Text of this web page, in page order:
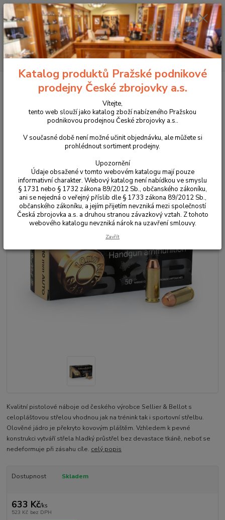
Menu
Hledat
+420 225 375 800
Pistolové a revolverové náboje
Náboje Sellier & Bellot
10 AUTO FMJ 11,7g
Náboje Sellier & Bellot 10 AUTO
FMJ 11,7g
Kvalitní pistolové náboje od českého výrobce Sellier & Bellot s
celoplášťovou střelou vhodnou jak na trénink tak i sportovní střelbu.
Olověné jádro je překryto kovovým pláštěm. Vzhledem k pevné
konstrukci vytváří střela hladký průstřel bez devastace tkáně, neboť se
nedeformuje při zásahu cíle. celý popis
Dostupnost Skladem
633 Kč/ks
523 Kč bez DPH
Katalog produktů Pražské podnikové
prodejny České zbrojovky a.s.
Vítejte,
tento web slouží jako katalog zboží nabízeného Pražskou
podnikovou prodejnou České zbrojovky a.s..
V současné době není možné učinit objednávku, ale můžete si
prohlédnout sortiment prodejny.
Upozornění
Údaje obsažené v tomto webovém katalogu mají pouze
informativní charakter. Webový katalog není nabídkou ve smyslu
§ 1731 nebo § 1732 zákona 89/2012 Sb., občanského zákoníku,
ani se nejedná o veřejný příslib dle § 1733 zákona 89/2012 Sb.,
občanského zákoníku, a jejím přijetím nevzniká mezi společností
Česká zbrojovka a.s. a druhou stranou závazkový vztah. Z tohoto
webového katalogu nevzniká nárok na uzavření smlouvy.
Zavřít